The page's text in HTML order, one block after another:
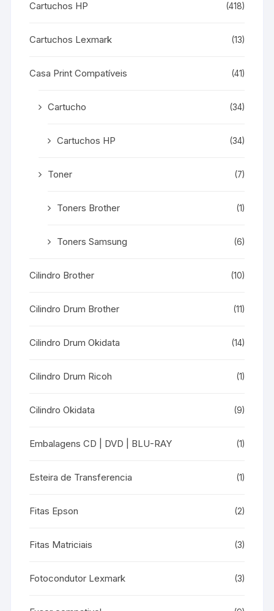
Cartuchos HP (418)
Cartuchos Lexmark (13)
Casa Print Compatíveis (41)
Cartucho (34)
Cartuchos HP (34)
Toner (7)
Toners Brother (1)
Toners Samsung (6)
Cilindro Brother (10)
Cilindro Drum Brother (11)
Cilindro Drum Okidata (14)
Cilindro Drum Ricoh (1)
Cilindro Okidata (9)
Embalagens CD | DVD | BLU-RAY (1)
Esteira de Transferencia (1)
Fitas Epson (2)
Fitas Matriciais (3)
Fotocondutor Lexmark (3)